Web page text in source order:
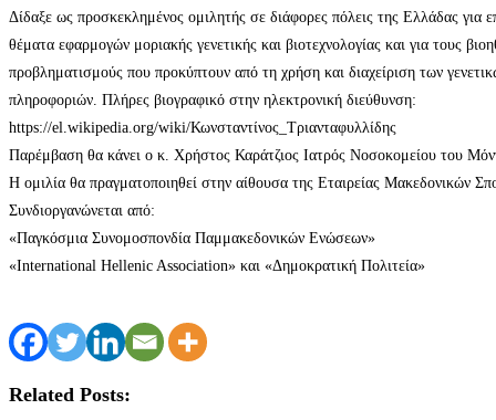
Δίδαξε ως προσκεκλημένος ομιλητής σε διάφορες πόλεις της Ελλάδας για
θέματα εφαρμογών μοριακής γενετικής και βιοτεχνολογίας και για τους
προβληματισμούς που προκύπτουν από τη χρήση και διαχείριση των
πληροφοριών. Πλήρες βιογραφικό στην ηλεκτρονική διεύθυνση:
https://el.wikipedia.org/wiki/Κωνσταντίνος_Τριανταφυλλίδης
Παρέμβαση θα κάνει ο κ. Χρήστος Καράτζιος Ιατρός Νοσοκομείου του
Η ομιλία θα πραγματοποιηθεί στην αίθουσα της Εταιρείας Μακεδονικών
Συνδιοργανώνεται από:
«Παγκόσμια Συνομοσπονδία Παμμακεδονικών Ενώσεων»
«International Hellenic Association» και «Δημοκρατική Πολιτεία»
Related Posts: